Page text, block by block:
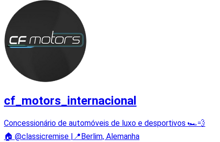
cf_motors_internacional
Concessionário de automóveis de luxo e desportivos 🏎💨
🏠 @classicremise |📍Berlim, Alemanha